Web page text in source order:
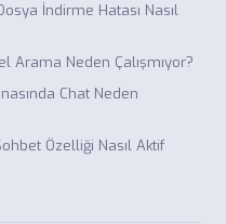
İndirme Hatası Nasıl
Arama Neden Çalışmıyor?
Chat Neden
Özelliği Nasıl Aktif